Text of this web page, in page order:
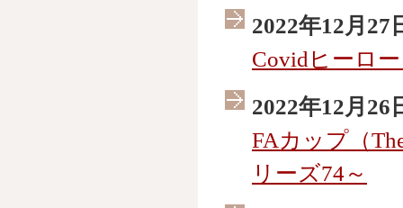
2022年12月27
Covidヒーロ
2022年12月26
FAカップ（
リーズ74～